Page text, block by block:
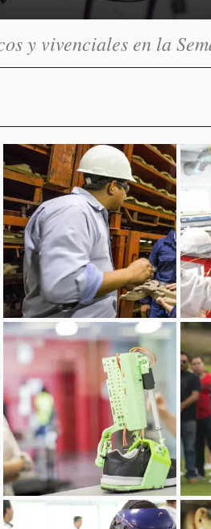
y vivenciales en la